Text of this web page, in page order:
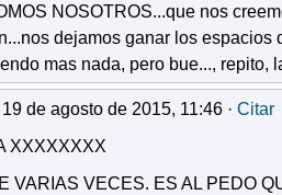
NOSOTROS...que nos
dejamos ganar los espacios
mas nada, pero bue..., repito,
de agosto de 2015, 11:46 · Citar
XXXXXXXX
VARIAS VECES. ES AL PEDO